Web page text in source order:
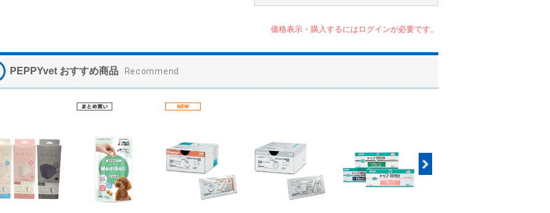
価格表示・購入するにはログインが必要です。
PEPPYvet おすすめ商品 Recommend